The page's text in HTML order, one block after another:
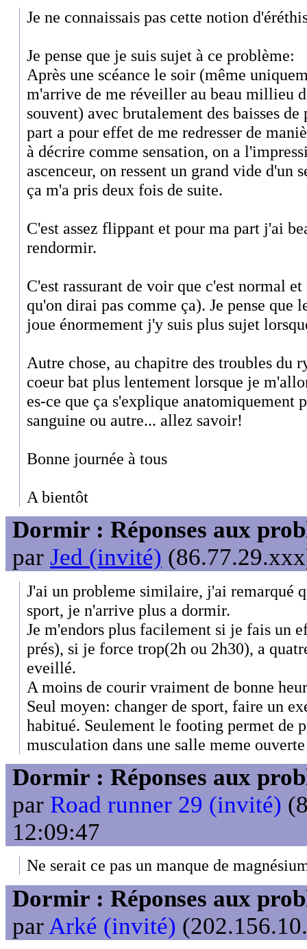
Je ne connaissais pas cette notion
Je pense que je suis sujet à ce problème:
Après une scéance le soir (même
m'arrive de me réveiller au beau millieu
souvent) avec brutalement des baisses
part a pour effet de me redresser de
à décrire comme sensation, on a
ascenceur, on ressent un grand vide d'un
ça m'a pris deux fois de suite.
C'est assez flippant et pour ma part j'ai
rendormir.
C'est rassurant de voir que c'est normal
qu'on dirai pas comme ça). Je pense que
joue énormement j'y suis plus sujet
Autre chose, au chapitre des troubles du
coeur bat plus lentement lorsque je
es-ce que ça s'explique anatomiquement
sanguine ou autre... allez savoir!
Bonne journée à tous
A bientôt
Dormir : Réponses aux
par Jed (invité)
J'ai un probleme similaire, j'ai remarqué
sport, je n'arrive plus a dormir.
Je m'endors plus facilement si je fais un
prés), si je force trop(2h ou 2h30), a
eveillé.
A moins de courir vraiment de bonne
Seul moyen: changer de sport, faire un
habitué. Seulement le footing permet de
musculation dans une salle meme
Dormir : Réponses aux
par Road runner 29 (invité)
12:09:47
Ne serait ce pas un manque de
Dormir : Réponses aux
parArké (invité)